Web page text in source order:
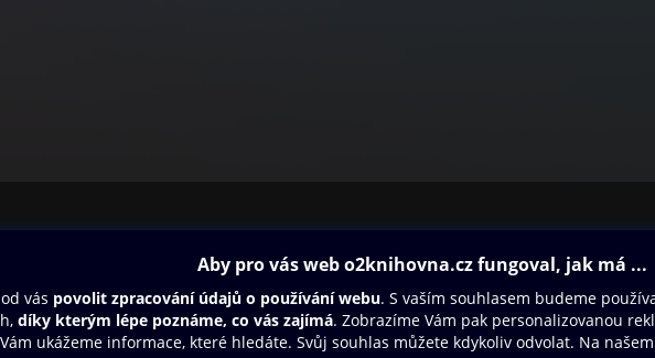
Dárkový poukaz
Nápověda
Oneplay Originály
Sport